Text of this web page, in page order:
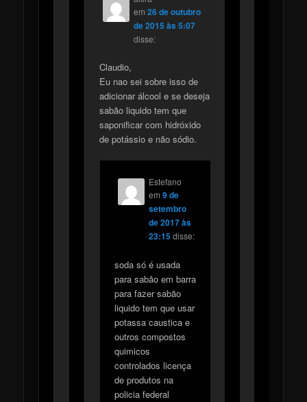
em 26 de outubro
de 2015 às 5:07
disse:
Claudio,
Eu nao sei sobre isso de
adicionar álcool e se deseja
sabão liquido tem que
saponificar com hidróxido
de potássio e não sódio.
Estefano
em 9 de
setembro
de 2017 às
23:15disse:
soda só é usada
para sabão em barra
para fazer sabão
liquido tem que usar
potassa caustica e
outros compostos
quimicos
controlados licença
de produtos na
policia federal